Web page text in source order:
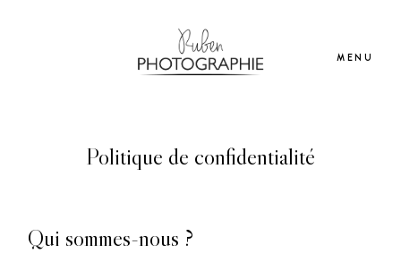
MENU
Politique de confidentialité
Qui sommes-nous ?